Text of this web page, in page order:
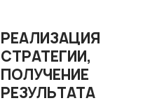
РЕАЛИЗАЦИЯ
СТРАТЕГИИ,
ПОЛУЧЕНИЕ
РЕЗУЛЬТАТА